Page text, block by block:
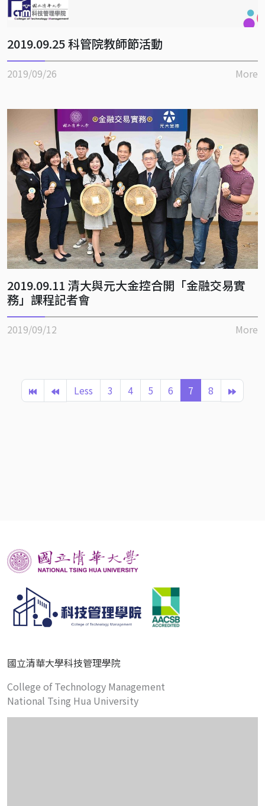
2019.09.25 科管院教師節活動
2019/09/26 More
2019.09.11 清大與元大金控合開「金融交易實
務」課程記者會
2019/09/12 More
Less 3 4 5 6 7 8
國立清華大學科技管理學院
College of Technology Management
National Tsing Hua University